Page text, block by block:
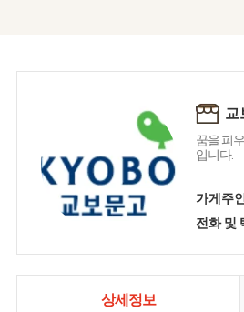
교
꿈을 피
입니다.
가게주
전화 및
상세정보